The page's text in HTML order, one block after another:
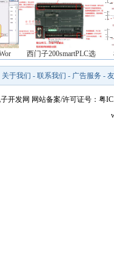
西门子200smartPLC选
关于我们 - 联系我们 - 广告服务 -
开发网 网站备案/许可证号：粤